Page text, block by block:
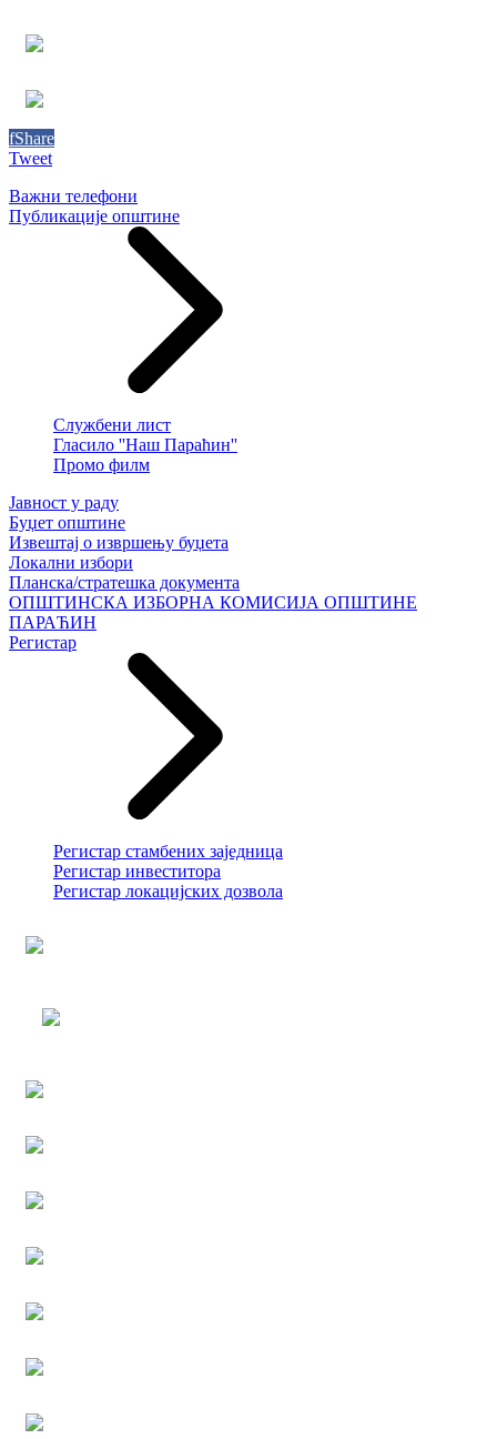
fShare
Tweet
Важни телефони
Публикације општине
Службени лист
Гласило ''Наш Параћин''
Промо филм
Јавност у раду
Буџет општине
Извештај о извршењу буџета
Локални избори
Планска/стратешка документа
ОПШТИНСКА ИЗБОРНА КОМИСИЈА ОПШТИНЕ
ПАРАЋИН
Регистар
Регистар стамбених заједница
Регистар инвеститора
Регистар локацијских дозвола